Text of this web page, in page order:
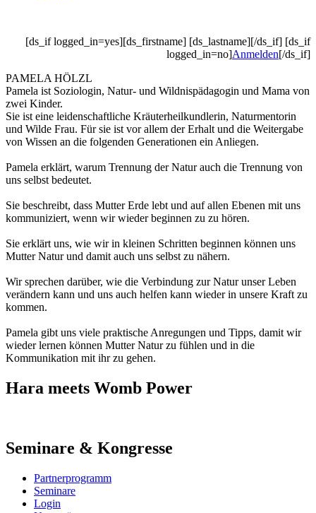
[ds_if logged_in=yes][ds_firstname] [ds_lastname][/ds_if] [ds_if
logged_in=no]Anmelden[/ds_if]
PAMELA HÖLZL
Pamela ist Soziologin, Natur- und Wildnispädagogin und Mama von
zwei Kinder.
Sie ist eine leidenschaftliche Kräuterheilkundlerin, Naturmentorin
und Wilde Frau. Für sie ist vor allem der Erhalt und die Weitergabe
von Wissen an die folgenden Generationen ein Anliegen.
Pamela erklärt, warum Trennung der Natur auch die Trennung von
uns selbst bedeutet.
Sie beschreibt, dass Mutter Erde lebt und auf allen Ebenen mit uns
kommuniziert, wenn wir wieder beginnen zu zu hören.
Sie erklärt uns, wie wir in kleinen Schritten beginnen können uns
Mutter Natur und damit auch uns selbst zu nähern.
Wir sprechen darüber, wie die Verbindung zur Natur unser Leben
verändern kann und uns auch helfen kann wieder in unsere Kraft zu
kommen.
Pamela gibt uns viele praktische Anregungen und Tipps, damit wir
wieder lernen können Mutter Natur zu fühlen und in die
Kommunikation mit ihr zu gehen.
Hara meets Womb Power
Seminare & Kongresse
Partnerprogramm
Seminare
Login